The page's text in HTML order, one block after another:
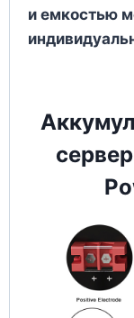
и емкостью